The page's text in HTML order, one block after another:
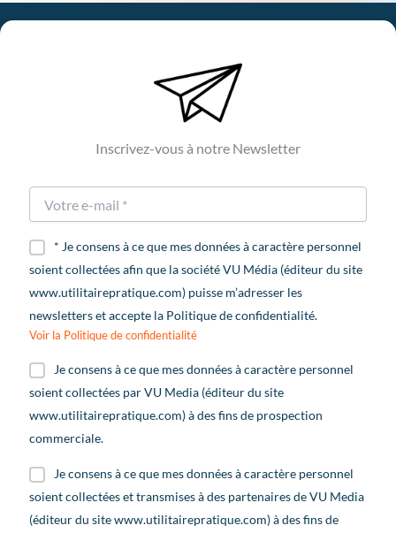
Inscrivez-vous à notre Newsletter
* Je consens à ce que mes données à caractère personnel
soient collectées afin que la société VU Média (éditeur du site
www.utilitairepratique.com) puisse m’adresser les
newsletters et accepte la Politique de confidentialité.
Voir la Politique de confidentialité
Je consens à ce que mes données à caractère personnel
soient collectées par VU Media (éditeur du site
www.utilitairepratique.com) à des fins de prospection
commerciale.
Je consens à ce que mes données à caractère personnel
soient collectées et transmises à des partenaires de VU Media
(éditeur du site www.utilitairepratique.com) à des fins de